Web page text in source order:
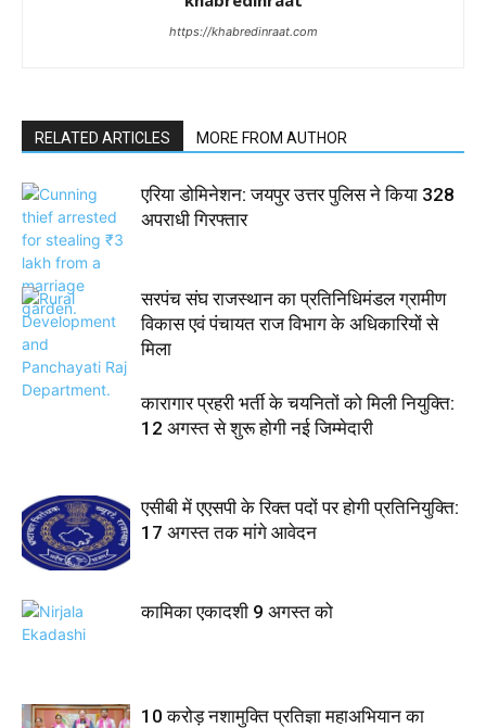
https://khabredinraat.com
RELATED ARTICLES MORE FROM AUTHOR
एरिया डोमिनेशन: जयपुर उत्तर पुलिस ने किया 328
अपराधी गिरफ्तार
सरपंच संघ राजस्थान का प्रतिनिधिमंडल ग्रामीण
विकास एवं पंचायत राज विभाग के अधिकारियों से
मिला
कारागार प्रहरी भर्ती के चयनितों को मिली नियुक्ति:
12 अगस्त से शुरू होगी नई जिम्मेदारी
एसीबी में एएसपी के रिक्त पदों पर होगी प्रतिनियुक्ति:
17 अगस्त तक मांगे आवेदन
कामिका एकादशी 9 अगस्त को
10 करोड़ नशामुक्ति प्रतिज्ञा महाअभियान का